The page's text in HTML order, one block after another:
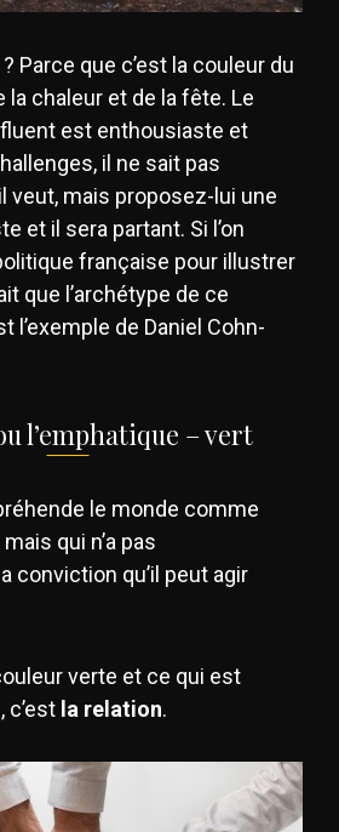
Parce que c’est la couleur du
la chaleur et de la fête. Le
est enthousiaste et
il ne sait pas
veut, mais proposez-lui une
et il sera partant. Si l’on
française pour illustrer
que l’archétype de ce
l’exemple de Daniel Cohn-
l’emphatique – vert
le monde comme
qui n’a pas
conviction qu’il peut agir
verte et ce qui est
c’est la relation.